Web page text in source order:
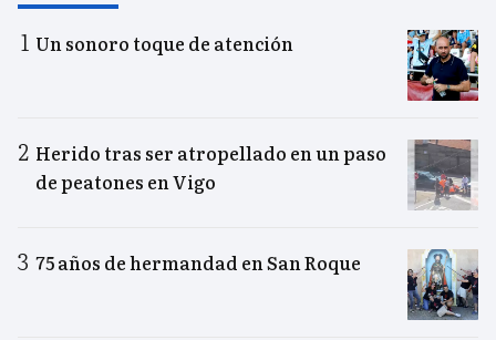
Un sonoro toque de atención
Herido tras ser atropellado en un paso
de peatones en Vigo
75 años de hermandad en San Roque